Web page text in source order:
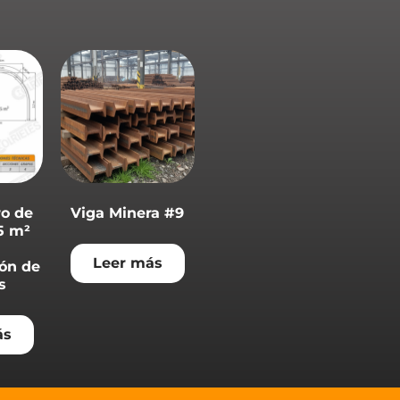
de
m²
de
Viga Minera #9
Leer más